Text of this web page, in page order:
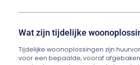
Wat zijn tijdelijke
Tijdelijke woonoplossingen zijn
voor een bepaalde, vooraf